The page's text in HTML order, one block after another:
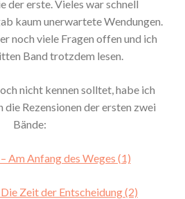
der erste. Vieles war schnell
kaum unerwartete Wendungen.
noch viele Fragen offen und ich
Band trotzdem lesen.
nicht kennen solltet, habe ich
Rezensionen der ersten zwei
Bände:
Am Anfang des Weges (1)
Zeit der Entscheidung (2)